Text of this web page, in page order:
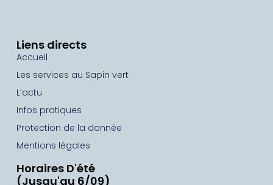
Liens directs
Accueil
Les services au Sapin vert
L’actu
Infos pratiques
Protection de la donnée
Mentions légales
Horaires D'été
(Jusqu'au 6/09)